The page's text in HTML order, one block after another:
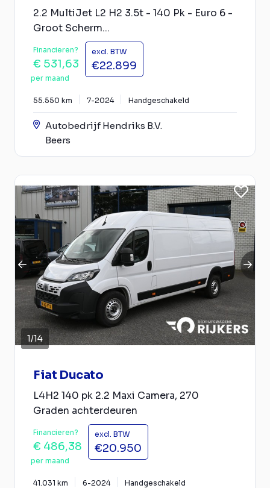
2.2 MultiJet L2 H2 3.5t - 140 Pk - Euro 6 -
Groot Scherm...
Financieren?
€ 531,63
per maand
excl. BTW
€22.899
55.550 km 7-2024 Handgeschakeld
Autobedrijf Hendriks B.V.
Beers
1/14
Fiat Ducato
L4H2 140 pk 2.2 Maxi Camera, 270
Graden achterdeuren
Financieren?
€ 486,38
per maand
excl. BTW
€20.950
41.031 km 6-2024 Handgeschakeld